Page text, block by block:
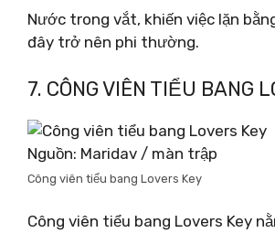
Nước trong vắt, khiến việc lặn
đây trở nên phi thường.
7. CÔNG VIÊN TIỂU BANG
Nguồn: Maridav / màn trập
Công viên tiểu bang Lovers Key
Công viên tiểu bang Lovers Key